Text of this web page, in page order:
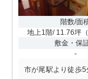
階数/面
地上1階/ 11.76坪 （
敷金・保
-
市が尾駅より徒歩5